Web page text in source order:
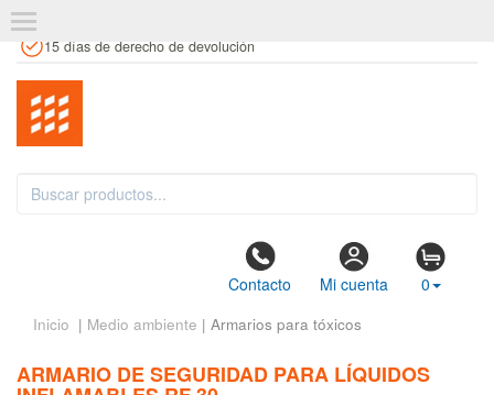
15 días de derecho de devolución
Contacto Mi cuenta 0
Inicio | Medio ambiente | Armarios para tóxicos
ARMARIO DE SEGURIDAD PARA LÍQUIDOS